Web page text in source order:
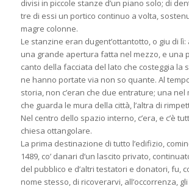
divisi in piccole stanze d’un piano solo; di
tre di essi un portico continuo a volta,
magre colonne.
Le stanzine eran dugent’ottantotto, o giu di lì:
una grande apertura fatta nel mezzo, e una
canto della facciata del lato che costeggia la
ne hanno portate via non so quante. Al
storia, non c’eran che due entrature; una nel
che guarda le mura della città, l’altra di
Nel centro dello spazio interno, c’era, e c’è
chiesa ottangolare.
La prima destinazione di tutto l’edifizio,
1489, co’ danari d’un lascito privato,
del pubblico e d’altri testatori e donatori, fu,
nome stesso, di ricoverarvi, all’occorrenza,